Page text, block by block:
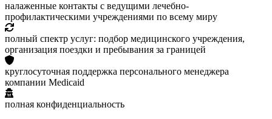
налаженные контакты с ведущими лечебно-
профилактическими учреждениями по всему миру
полный спектр услуг: подбор медицинского учреждения,
организация поездки и пребывания за границей
круглосуточная поддержка персонального менеджера
компании Medicaid
полная конфиденциальность